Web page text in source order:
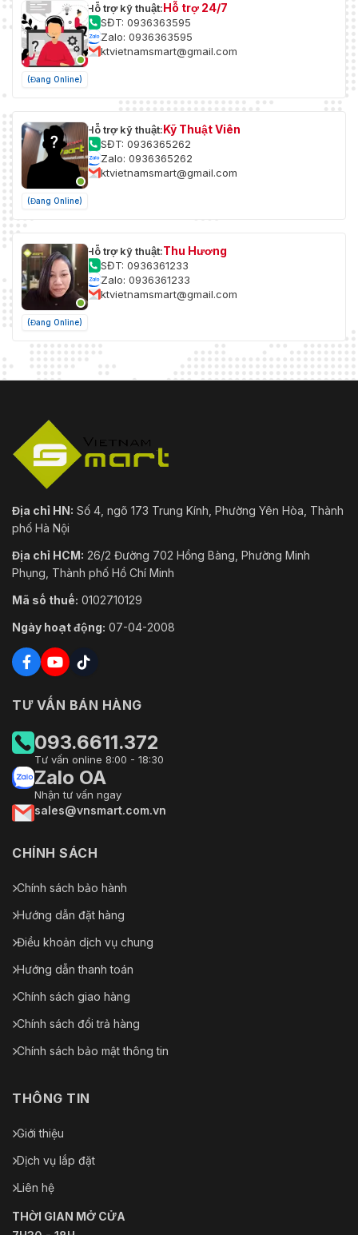
(Đang Online)
Hỗ trợ kỹ thuật:Hỗ trợ 24/7
SĐT: 0936363595
Zalo: 0936363595
ktvietnamsmart@gmail.com
(Đang Online)
Hỗ trợ kỹ thuật:Kỹ Thuật Viên
SĐT: 0936365262
Zalo: 0936365262
ktvietnamsmart@gmail.com
(Đang Online)
Hỗ trợ kỹ thuật:Thu Hương
SĐT: 0936361233
Zalo: 0936361233
ktvietnamsmart@gmail.com
Địa chỉ HN: Số 4, ngõ 173 Trung Kính, Phường Yên Hòa, Thành
phố Hà Nội
Địa chỉ HCM: 26/2 Đường 702 Hồng Bàng, Phường Minh
Phụng, Thành phố Hồ Chí Minh
Mã số thuế: 0102710129
Ngày hoạt động: 07-04-2008
TƯ VẤN BÁN HÀNG
093.6611.372
Tư vấn online 8:00 - 18:30
Zalo OA
Nhận tư vấn ngay
sales@vnsmart.com.vn
CHÍNH SÁCH
Chính sách bảo hành
Hướng dẫn đặt hàng
Điều khoản dịch vụ chung
Hướng dẫn thanh toán
Chính sách giao hàng
Chính sách đổi trả hàng
Chính sách bảo mật thông tin
THÔNG TIN
Giới thiệu
Dịch vụ lắp đặt
Liên hệ
THỜI GIAN MỞ CỬA